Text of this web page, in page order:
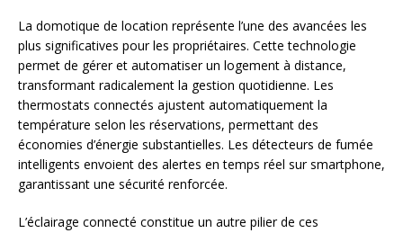
La domotique de location représente l’une des avancées les
plus significatives pour les propriétaires. Cette technologie
permet de gérer et automatiser un logement à distance,
transformant radicalement la gestion quotidienne. Les
thermostats connectés ajustent automatiquement la
température selon les réservations, permettant des
économies d’énergie substantielles. Les détecteurs de fumée
intelligents envoient des alertes en temps réel sur smartphone,
garantissant une sécurité renforcée.
L’éclairage connecté constitue un autre pilier de ces